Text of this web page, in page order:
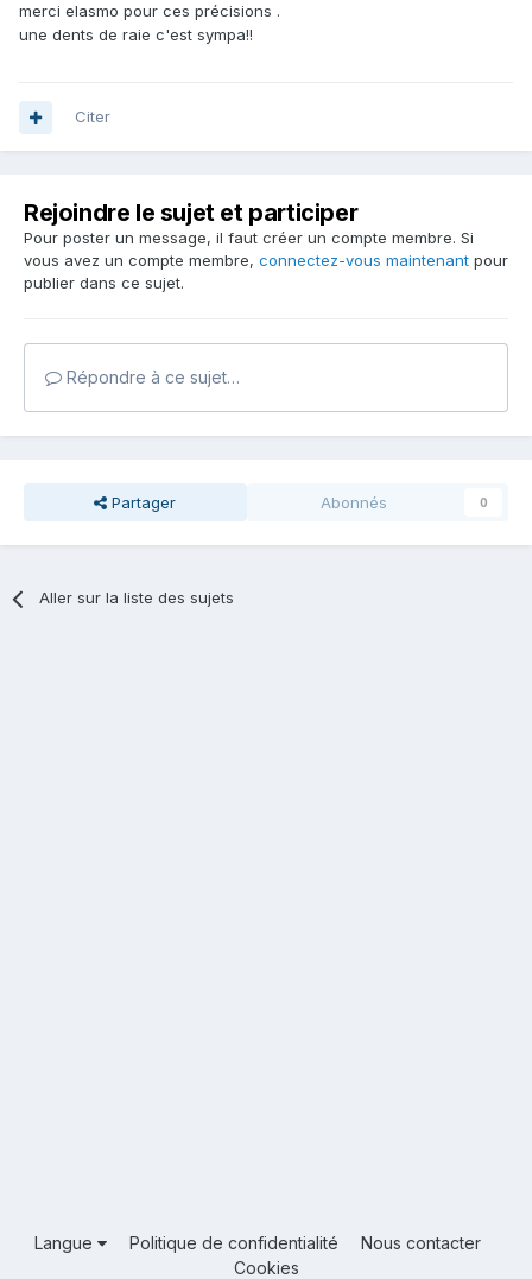
merci elasmo pour ces précisions .
une dents de raie c'est sympa!!
Citer
Rejoindre le sujet et participer
Pour poster un message, il faut créer un compte membre. Si
vous avez un compte membre, connectez-vous maintenant pour
publier dans ce sujet.
Répondre à ce sujet…
Partager Abonnés 0
Aller sur la liste des sujets
Langue Politique de confidentialité
Nous contacter
Cookies